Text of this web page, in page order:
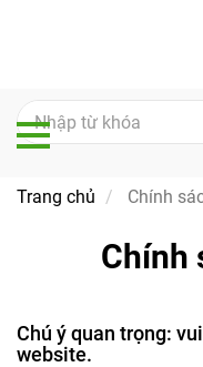
Chính
Chú ý quan trọng:
website.
Trang chủ Chính